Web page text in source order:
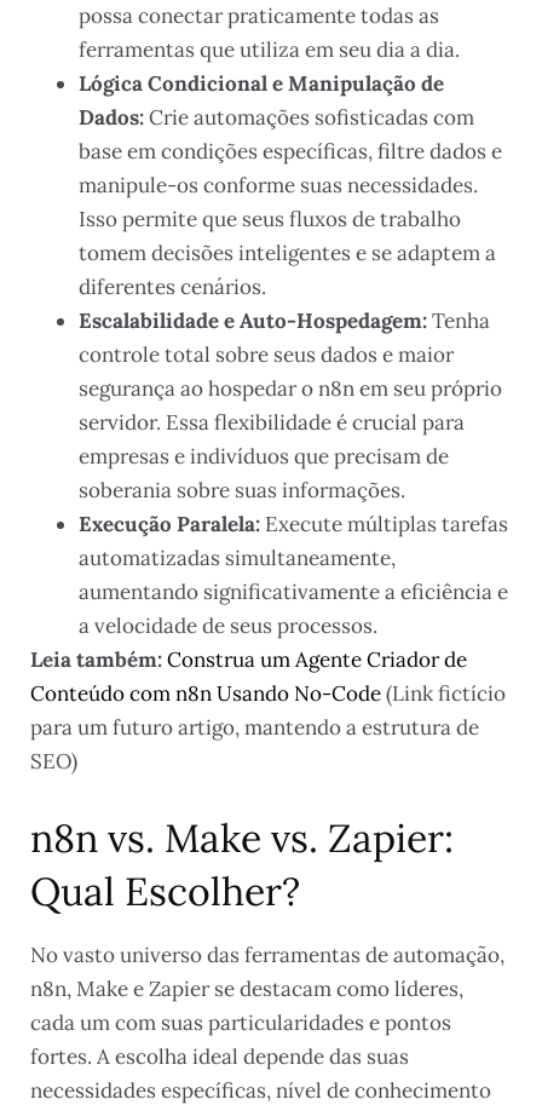
possa conectar praticamente todas as
ferramentas que utiliza em seu dia a dia.
Lógica Condicional e Manipulação de
Dados:Crie automações sofisticadas com
base em condições específicas, filtre dados e
manipule-os conforme suas necessidades.
Isso permite que seus fluxos de trabalho
tomem decisões inteligentes e se adaptem a
diferentes cenários.
Escalabilidade e Auto-Hospedagem:Tenha
controle total sobre seus dados e maior
segurança ao hospedar o n8n em seu próprio
servidor. Essa flexibilidade é crucial para
empresas e indivíduos que precisam de
soberania sobre suas informações.
Execução Paralela: Execute múltiplas tarefas
automatizadas simultaneamente,
aumentando significativamente a eficiência e
a velocidade de seus processos.
Leia também:Construa um Agente Criador de
Conteúdo com n8n Usando No-Code(Link fictício
para um futuro artigo, mantendo a estrutura de
SEO)
n8n vs. Make vs. Zapier:
Qual Escolher?
No vasto universo das ferramentas de automação,
n8n, Make e Zapier se destacam como líderes,
cada um com suas particularidades e pontos
fortes. A escolha ideal depende das suas
necessidades específicas, nível de conhecimento